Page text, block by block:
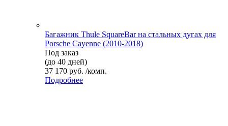
Багажник Thule SquareBar на стальных дугах для
Porsche Cayenne (2010-2018)
Под заказ
(до 40 дней)
37 170 руб. /комп.
Подробнее